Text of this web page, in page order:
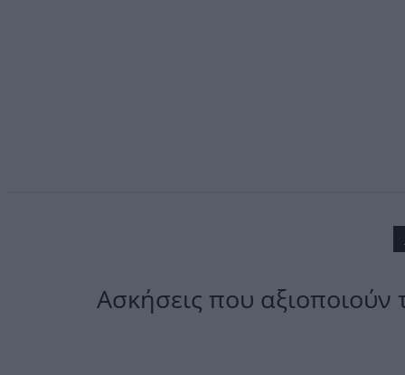
Ασκήσεις που